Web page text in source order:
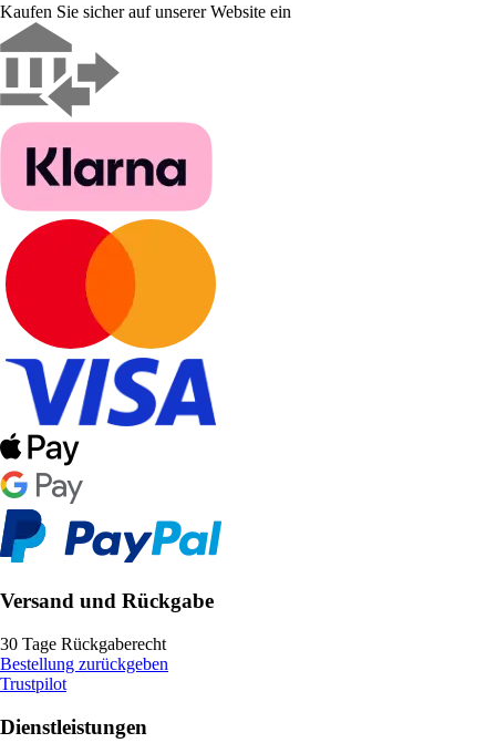
Kaufen Sie sicher auf unserer Website ein
Versand und Rückgabe
30 Tage Rückgaberecht
Bestellung zurückgeben
Trustpilot
Dienstleistungen